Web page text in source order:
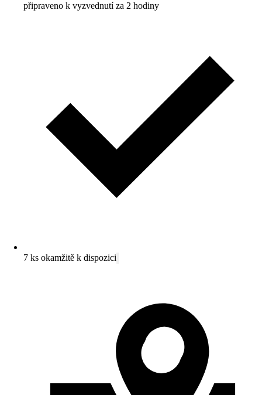
připraveno k vyzvednutí za 2 hodiny
7 ks okamžitě k dispozici